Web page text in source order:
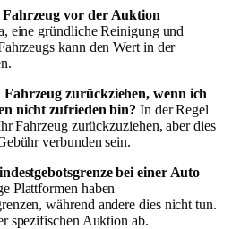
Fahrzeug vor der Auktion
eine gründliche Reinigung und
kann den Wert in der
zurückziehen, wenn ich
nicht zufrieden bin? In der Regel
Fahrzeug zurückzuziehen, aber dies
verbunden sein.
bei einer Auto
Plattformen haben
während andere dies nicht tun.
spezifischen Auktion ab.